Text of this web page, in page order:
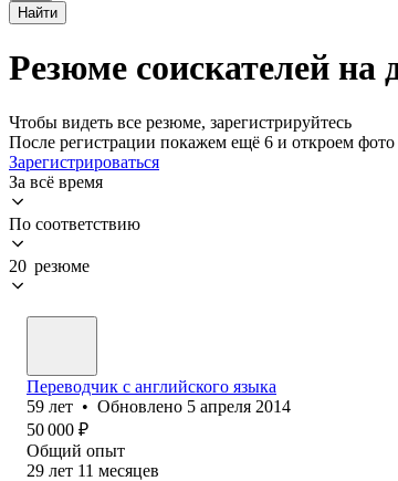
Найти
Резюме соискателей на
Чтобы видеть все резюме, зарегистрируйтесь
После регистрации покажем ещё 6 и откроем фото
Зарегистрироваться
За всё время
По соответствию
20 резюме
Переводчик с английского языка
59 лет • Обновлено 5 апреля 2014
50 000 ₽
Общий опыт
29 лет 11 месяцев